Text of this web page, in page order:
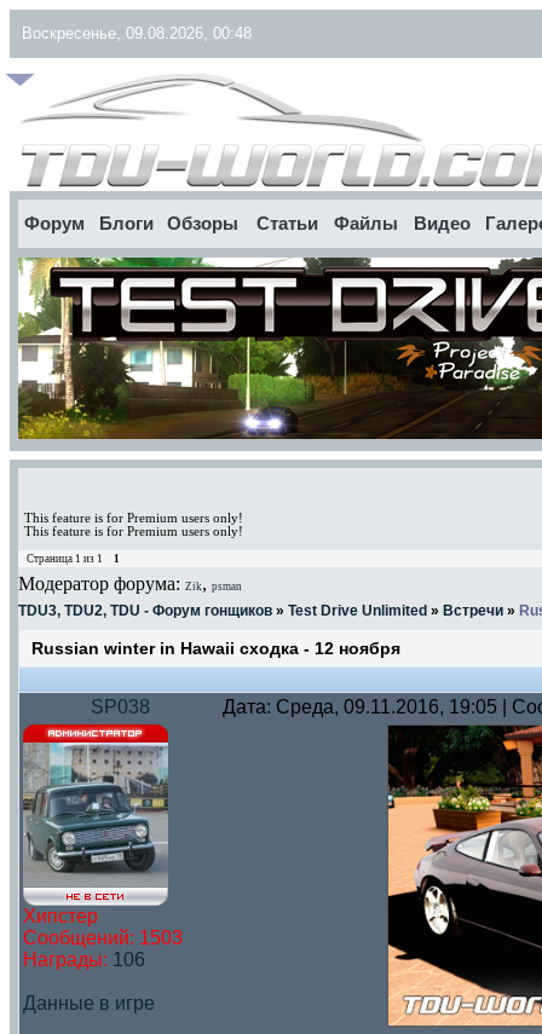
Воскресенье, 09.08.2026, 00:48
Форум Блоги Обзоры Статьи Файлы Видео
This feature is for Premium users only!
This feature is for Premium users only!
Страница 1 из 1 1
Модератор форума: Zik, psman
TDU3, TDU2, TDU - Форум гонщиков » Test Drive Unlimited » Встречи »
Russian winter in Hawaii сходка - 12 ноября
SP038 Дата: Среда, 09.11.2016, 19:05 |
Хипстер
Сообщений: 1503
Награды: 106
Данные в игре